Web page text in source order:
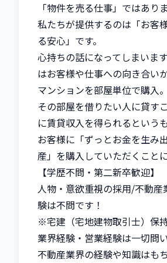
「物件を売る仕事」ではあり
私たちが提供するのは「お客
る安心」です。
心持ちの話になってしまいま
はお客様や仕事への向き合いか
マンションを部屋単位で購入。
その部屋を借りたい人に貸す
に賃貸収入を得られるというも
お客様に「ずっとお金を生み
産」を購入していただくことに
【学歴不問・第二新卒歓迎】
人物・意欲重視の採用/不動産
験は不問です！
※宅建（宅地建物取引士）保
業界経験・営業経験は一切問
不動産業界の経験や知識はも